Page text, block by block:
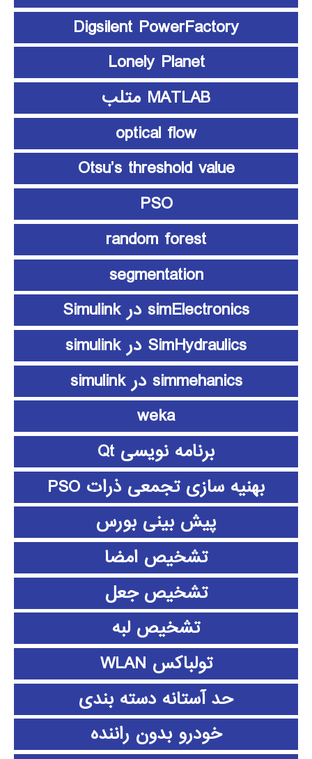
Digsilent PowerFactory
Lonely Planet
MATLAB متلب
optical flow
Otsu’s threshold value
PSO
random forest
segmentation
simElectronics در Simulink
SimHydraulics در simulink
simmehanics در simulink
weka
برنامه نویسی Qt
بهنیه سازی تجمعی ذرات PSO
پیش بینی بورس
تشخیص امضا
تشخیص جعل
تشخیص لبه
تولباکس WLAN
حد آستانه دسته بندی
خودرو بدون راننده